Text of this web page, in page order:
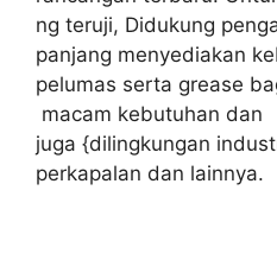
ng teruji, Didukung
panjang menyediakan
pelumas serta grease
macam kebutuhan dan
juga {dilingkungan
perkapalan dan lainnya.